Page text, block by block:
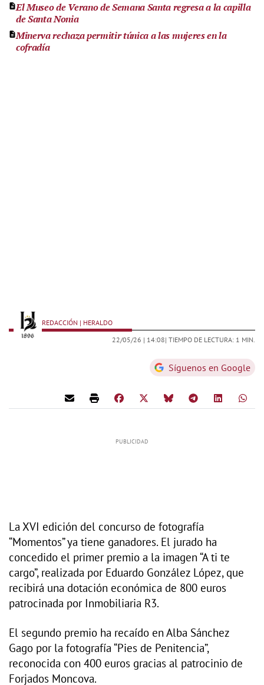
El Museo de Verano de Semana Santa regresa a la capilla
de Santa Nonia
Minerva rechaza permitir túnica a las mujeres en la
cofradía
REDACCIÓN | HERALDO
22/05/26 | 14:08| TIEMPO DE LECTURA: 1 MIN.
Síguenos en Google
La XVI edición del concurso de fotografía
“Momentos” ya tiene ganadores. El jurado ha
concedido el primer premio a la imagen “A ti te
cargo”, realizada por Eduardo González López, que
recibirá una dotación económica de 800 euros
patrocinada por Inmobiliaria R3.
El segundo premio ha recaído en Alba Sánchez
Gago por la fotografía “Pies de Penitencia”,
reconocida con 400 euros gracias al patrocinio de
Forjados Moncova.